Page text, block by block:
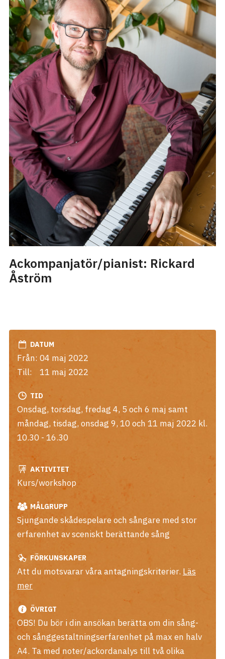
Ackompanjatör/pianist: Rickard
Åström
DATUM
Från: 04 maj 2022
Till:
11 maj 2022
TID
Onsdag, torsdag, fredag 4, 5 och 6 maj samt
måndag, tisdag, onsdag 9, 10 och 11 maj 2022 kl.
10.30 - 16.30
AKTIVITET
Kurs/workshop
MÅLGRUPP
Sjungande skådespelare och sångare med stor
erfarenhet av sceniskt berättande sång
FÖRKUNSKAPER
Att du motsvarar våra antagningskriterier. Läs
mer
ÖVRIGT
OBS! Du bör i din ansökan berätta om din sång-
och sånggestaltningserfarenhet på max en halv
A4. Ta med noter/ackordanalys till två olika